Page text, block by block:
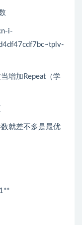
i-
增加Repeat（学
就差不多是最优